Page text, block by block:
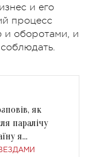
и его
процесс
и оборотами, и
як
паралічу
я